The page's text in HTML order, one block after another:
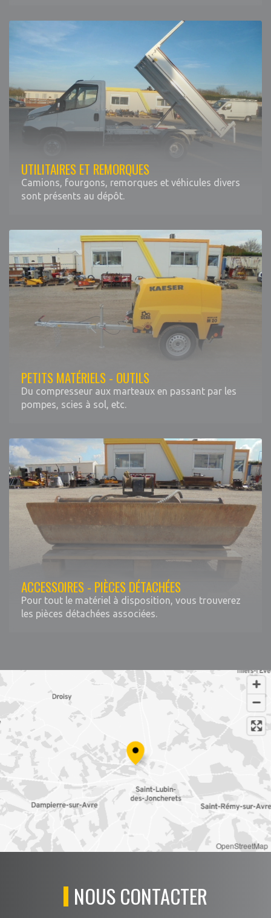
UTILITAIRES ET REMORQUES
Camions, fourgons, remorques et véhicules divers
sont présents au dépôt.
PETITS MATÉRIELS - OUTILS
Du compresseur aux marteaux en passant par les
pompes, scies à sol, etc.
ACCESSOIRES - PIÈCES DÉTACHÉES
Pour tout le matériel à disposition, vous trouverez
les pièces détachées associées.
OpenStreetMap
NOUS CONTACTER